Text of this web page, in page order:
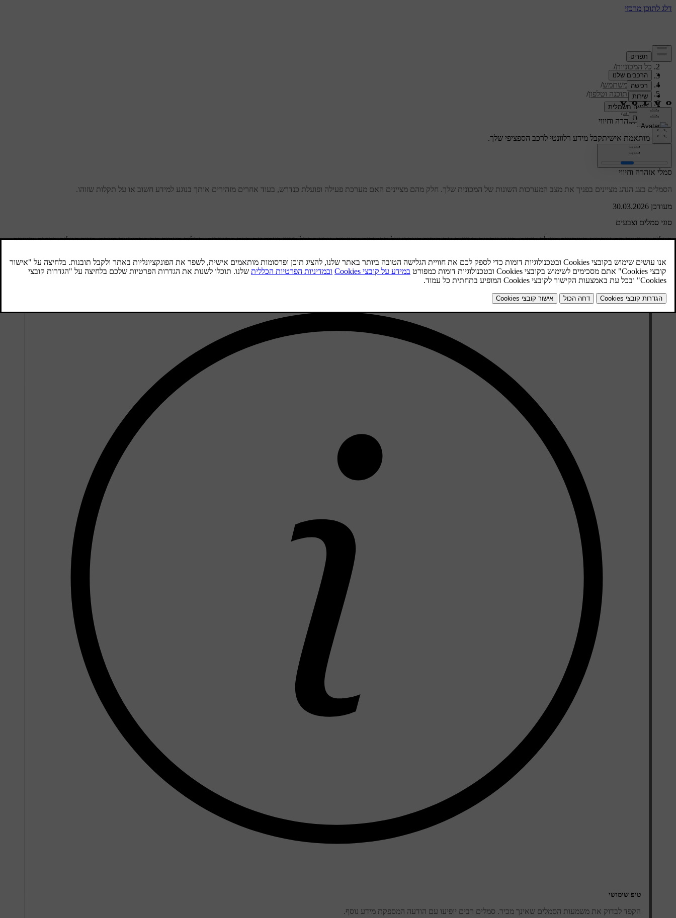
תמיכה/
כל המכוניות/
ES90 2026
/
מדריך למשתמש/
תצוגות, תוכנה וטלפון/
תצוגות/
צג הנהג/
סמלי אזהרה וחיווי
תמיכה מותאמת אישיתקבל מידע רלוונטי לרכב הספציפי שלך.
מעודכן 30.03.2026
סמלי אזהרה וחיווי
הסמלים בצג הנהג מציינים בפניך את מצב המערכות השונות של המכונית שלך. חלק מהם מציינים האם מערכת פעילה ופועלת כנדרש, בעוד אחרים מזהירים אותך בנוגע למידע חשוב או על תקלות שזוהו.
סוגי סמלים וצבעים
סמלים מסוימים הם אזהרות הדורשות פעולה מידית, בעוד אחרים מציינים את המצב הנוכחי של תפקודים מסוימים. צבע הסמל מציין בערך את רמת החשיבות. סמלים באדום הם הקריטיים ביותר, בעוד סמלים בכתום מציינים
טיפ שימושי
הקפד לבדוק את משמעות הסמלים שאינך מכיר. סמלים רבים יופיעו עם הודעה המספקת מידע נוסף.